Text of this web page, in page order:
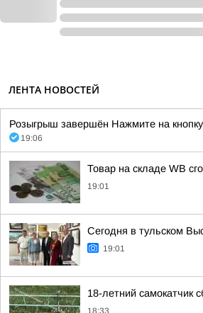
ЛЕНТА НОВОСТЕЙ
Розыгрыш завершён Нажмите на
19:06
Товар на складе WB
19:01
Сегодня в тульском
19:01
18-летний самокатчик
18:33